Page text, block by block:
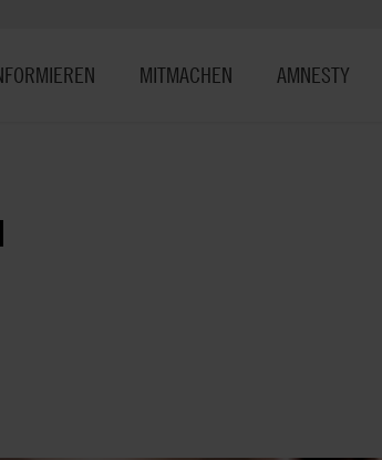
MITMACHEN AMNESTY